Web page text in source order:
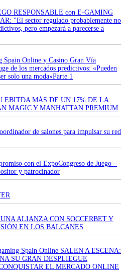
RESPONSABLE con E-GAMING
"El sector regulado probablemente no
pero empezará a parecerse a
Spain Online y Casino Gran Vía
de los mercados predictivos: «Pueden
solo una moda»Parte 1
EBITDA MÁS DE UN 17% DE LA
MAGIC Y MANHATTAN PREMIUM
de salones para impulsar su red
con el ExpoCongreso de Juego –
y patrocinador
ALIANZA CON SOCCERBET Y
EN LOS BALCANES
Spain Online SALEN A ESCENA:
SU GRAN DESPLIEGUE
EL MERCADO ONLINE